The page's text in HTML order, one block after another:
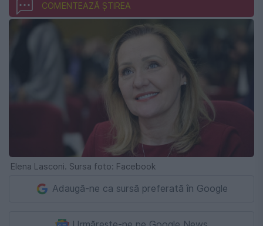
COMENTEAZĂ ȘTIREA
Elena Lasconi. Sursa foto: Facebook
Adaugă-ne ca sursă preferată în Google